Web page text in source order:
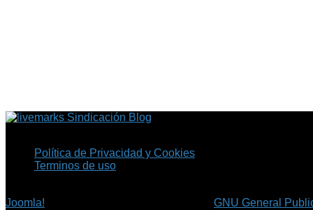
Sindicación Blog
Política de Privacidad y Cookies
Terminos de uso
Joomla!
GNU General